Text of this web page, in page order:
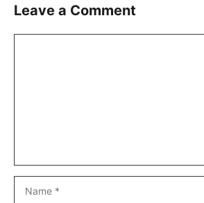
Leave a Comment